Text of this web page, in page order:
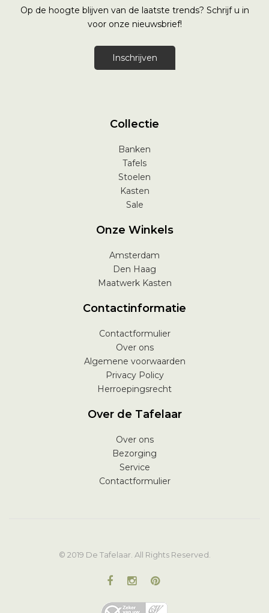
Op de hoogte blijven van de laatste trends? Schrijf u in
voor onze nieuwsbrief!
Inschrijven
Collectie
Banken
Tafels
Stoelen
Kasten
Sale
Onze Winkels
Amsterdam
Den Haag
Maatwerk Kasten
Contactinformatie
Contactformulier
Over ons
Algemene voorwaarden
Privacy Policy
Herroepingsrecht
Over de Tafelaar
Over ons
Bezorging
Service
Contactformulier
© 2019 De Tafelaar. All Rights Reserved.